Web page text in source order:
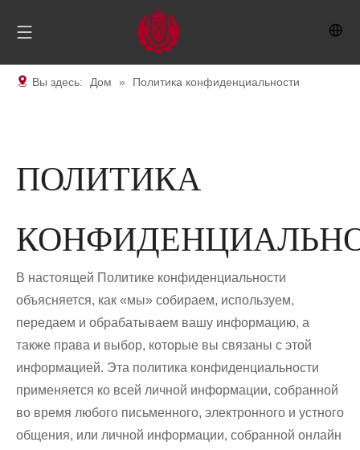
Вы здесь: Дом » Политика конфиденциальности
ПОЛИТИКА
В настоящей Политике конфиденциальности
объясняется, как «мы» собираем, используем,
передаем и обрабатываем вашу информацию, а
также права и выбор, которые вы связаны с этой
информацией. Эта политика конфиденциальности
применяется ко всей личной информации, собранной
во время любого письменного, электронного и устного
общения, или личной информации, собранной онлайн